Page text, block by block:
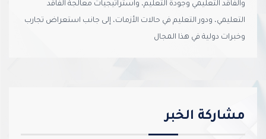
والفاقد التعليمي وجودة التعليم، واستراتيجيات معالجة الفاقد
التعليمي، ودور التعليم في حالات الأزمات، إلى جانب استعراض تجارب
وخبرات دولية في هذا المجال
مشاركة الخبر